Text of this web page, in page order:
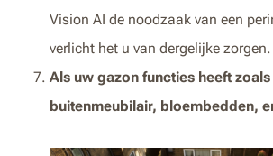
Vision AI de noodzaak van een
verlicht het u van dergelijke zorgen.
Als uw gazon functies heeft
buitenmeubilair, bloembedden,